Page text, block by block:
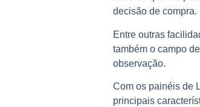
decisão de compra.
Entre outras
também o campo
observação.
Com os painéis de
principais